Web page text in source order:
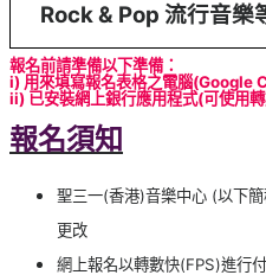
Rock & Pop 流行音樂
報名前請準備以下準備：
i) 用來填寫報名表格之電腦(Google
ii) 已安裝網上銀行應用程式(可使用
報名須知
聖三一(香港)音樂中心 (以下
更改
網上報名以轉數快(FPS)進行